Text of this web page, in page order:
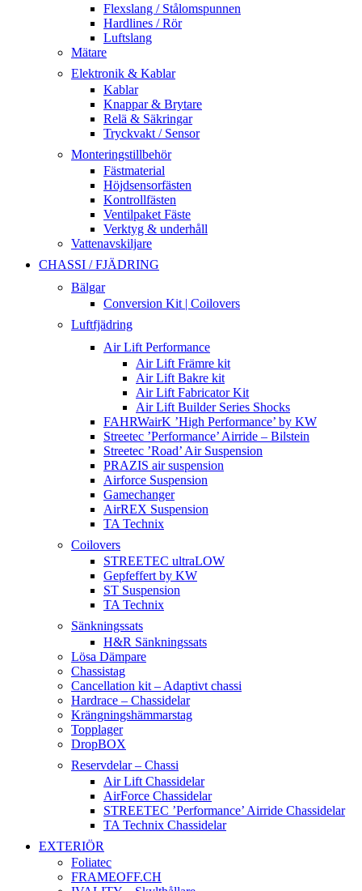
Flexslang / Stålomspunnen
Hardlines / Rör
Luftslang
Mätare
Elektronik & Kablar
Kablar
Knappar & Brytare
Relä & Säkringar
Tryckvakt / Sensor
Monteringstillbehör
Fästmaterial
Höjdsensorfästen
Kontrollfästen
Ventilpaket Fäste
Verktyg & underhåll
Vattenavskiljare
CHASSI / FJÄDRING
Bälgar
Conversion Kit | Coilovers
Luftfjädring
Air Lift Performance
Air Lift Främre kit
Air Lift Bakre kit
Air Lift Fabricator Kit
Air Lift Builder Series Shocks
FAHRWairK ’High Performance’ by KW
Streetec ’Performance’ Airride – Bilstein
Streetec ’Road’ Air Suspension
PRAZIS air suspension
Airforce Suspension
Gamechanger
AirREX Suspension
TA Technix
Coilovers
STREETEC ultraLOW
Gepfeffert by KW
ST Suspension
TA Technix
Sänkningssats
H&R Sänkningssats
Lösa Dämpare
Chassistag
Cancellation kit – Adaptivt chassi
Hardrace – Chassidelar
Krängningshämmarstag
Topplager
DropBOX
Reservdelar – Chassi
Air Lift Chassidelar
AirForce Chassidelar
STREETEC ’Performance’ Airride Chassidelar
TA Technix Chassidelar
EXTERIÖR
Foliatec
FRAMEOFF.CH